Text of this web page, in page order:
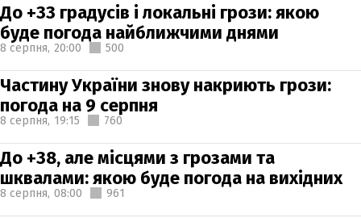
До +33 градусів і локальні грози: якою
буде погода найближчими днями
8 серпня, 20:00 500
Частину України знову накриють грози:
погода на 9 серпня
8 серпня, 19:15 760
До +38, але місцями з грозами та
шквалами: якою буде погода на вихідних
8 серпня, 08:00 961